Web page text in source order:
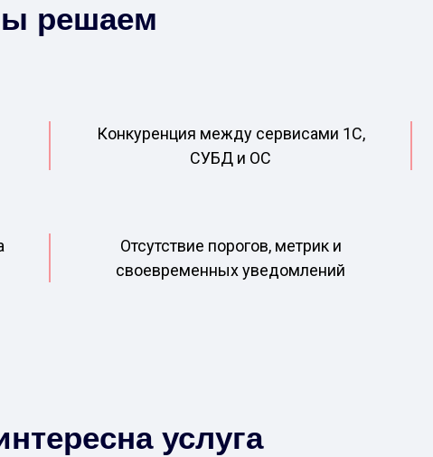
решаем
Конкуренция между сервисами 1С,
СУБД и ОС
Отсутствие порогов, метрик и
своевременных уведомлений
услуга